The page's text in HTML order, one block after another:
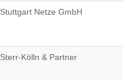
Stuttgart Netze GmbH
Sterr-Kölln & Partner